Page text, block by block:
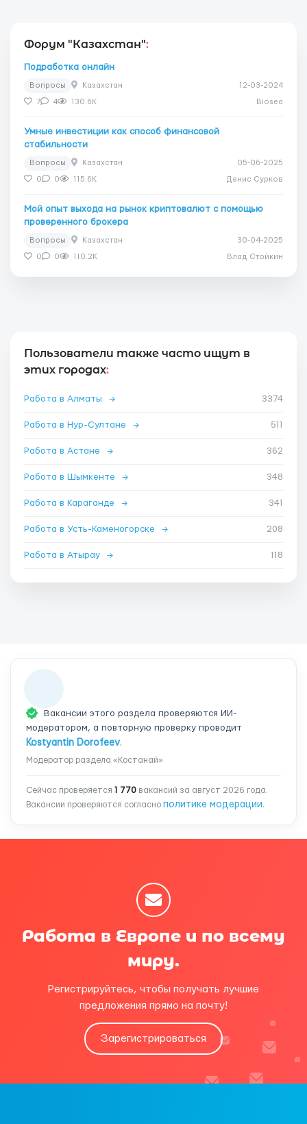
Форум "Казахстан":
Подработка онлайн
Вопросы Казахстан 12-03-2024
7 4 130.6K Biosea
Умные инвестиции как способ финансовой
стабильности
Вопросы Казахстан 05-06-2025
0 0 115.6K Денис Сурков
Мой опыт выхода на рынок криптовалют с помощью
проверенного брокера
Вопросы Казахстан 30-04-2025
0 0 110.2K Влад Стойкин
Пользователи также часто ищут в
этих городах:
Работа в Алматы → 3374
Работа в Нур-Султане → 511
Работа в Астане → 362
Работа в Шымкенте → 348
Работа в Караганде → 341
Работа в Усть-Каменогорске → 208
Работа в Атырау → 118
Вакансии этого раздела проверяются ИИ-
модератором, а повторную проверку проводит
Kostyantin Dorofeev.
Модератор раздела «Костанай»
Сейчас проверяется 1 770 вакансий за август 2026 года.
Вакансии проверяются согласно политике модерации.
Работа в Европе и по всему
миру.
Регистрируйтесь, чтобы получать лучшие
предложения прямо на почту!
Зарегистрироваться